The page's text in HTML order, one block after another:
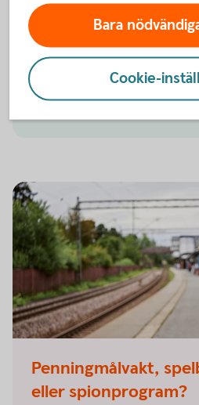
Även du som är 22 år och
högskola/universitet kan bli
kostnad. Så länge du har
hos oss.
Penningmålvakt,
eller spionprogram?
Bara
Cookie-